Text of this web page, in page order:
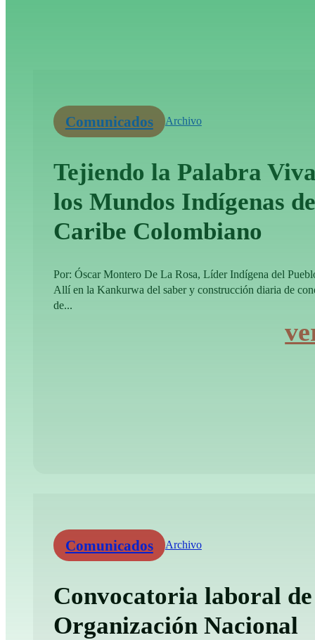
Comunicados Archivo
Tejiendo la Palabra
los Mundos Indígenas
Caribe Colombiano
Por: Óscar Montero De La Rosa, Líder Indígena del
Allí en la Kankurwa del saber y construcción diaria de
de...
Comunicados Archivo
Convocatoria laboral
Organización Nacional